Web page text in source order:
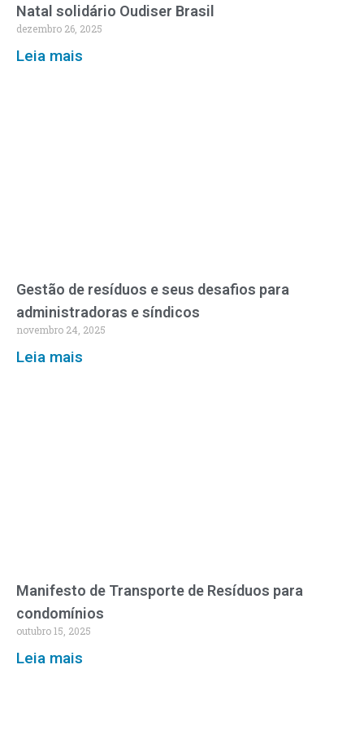
Natal solidário Oudiser Brasil
dezembro 26, 2025
Leia mais
Gestão de resíduos e seus desafios para
administradoras e síndicos
novembro 24, 2025
Leia mais
Manifesto de Transporte de Resíduos para
condomínios
outubro 15, 2025
Leia mais